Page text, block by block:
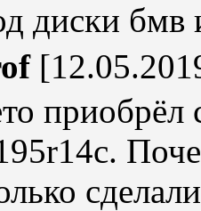
диски
приобрёл